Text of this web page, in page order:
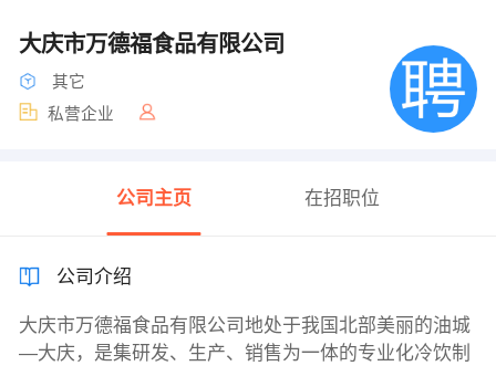
大庆市万德福食品有限公司
其它
私营企业
公司主页 在招职位
公司介绍
大庆市万德福食品有限公司地处于我国北部美丽的油城
—大庆，是集研发、生产、销售为一体的专业化冷饮制